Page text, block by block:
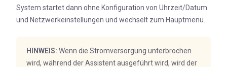
System startet dann ohne Konfiguration von Uhrzeit/Datum
und Netzwerkeinstellungen und wechselt zum Hauptmenü.
HINWEIS: Wenn die Stromversorgung unterbrochen
wird, während der Assistent ausgeführt wird, wird der